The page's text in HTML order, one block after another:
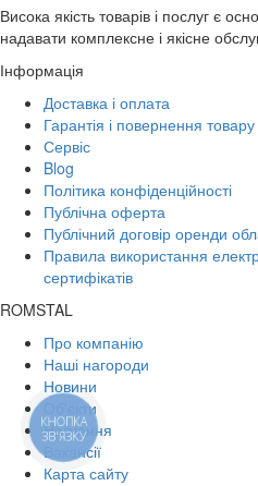
Висока якість товарів і послуг є
надавати комплексне і якісне
Інформація
Доставка і оплата
Гарантія і повернення товару
Сервіс
Blog
Політика конфіденційності
Публічна оферта
Публічний договір оренди
Правила використання
сертифікатів
ROMSTAL
Про компанію
Наші нагороди
Новини
Об'єкти
Навчання
Вакансії
Карта сайту
КНОПКА
ЗВ'ЯЗКУ